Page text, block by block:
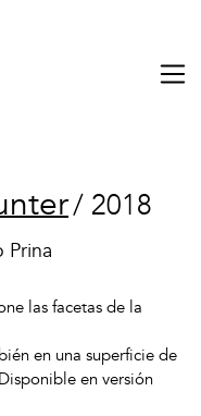
/ 2018
Prina
las facetas de la
en una superficie de
en versión